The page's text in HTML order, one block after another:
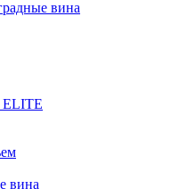
вина
вина